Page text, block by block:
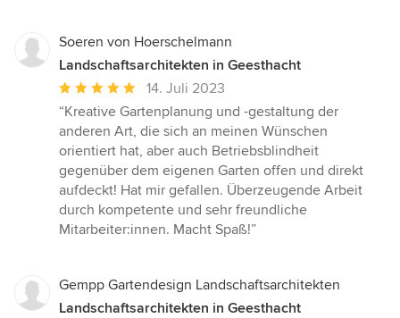
Soeren von Hoerschelmann
Landschaftsarchitekten in Geesthacht
Durchschnittliche
Bewertung:
5
von
5
Sternen
14. Juli 2023
“Kreative Gartenplanung und -gestaltung der
anderen Art, die sich an meinen Wünschen
orientiert hat, aber auch Betriebsblindheit
gegenüber dem eigenen Garten offen und direkt
aufdeckt! Hat mir gefallen. Überzeugende Arbeit
durch kompetente und sehr freundliche
Mitarbeiter:innen. Macht Spaß!”
Gempp Gartendesign Landschaftsarchitekten
Landschaftsarchitekten in Geesthacht